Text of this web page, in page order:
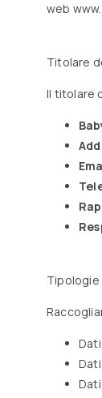
web
Titolare
Il titolare
Tipologie